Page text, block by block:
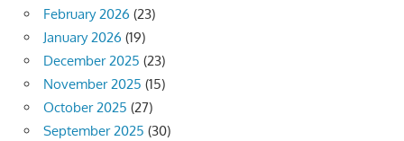
February 2026 (23)
January 2026 (19)
December 2025 (23)
November 2025 (15)
October 2025 (27)
September 2025 (30)